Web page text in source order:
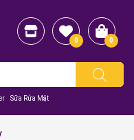
Sữa Rửa Mặt
0 0